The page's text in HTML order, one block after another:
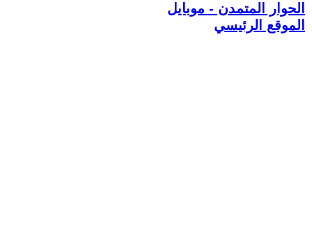
الحوار المتمدن - موبايل
الموقع الرئيسي